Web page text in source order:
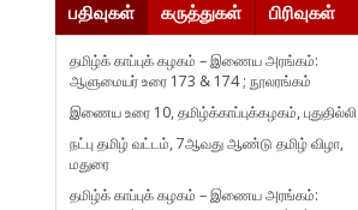
பதிவுகள் கருத்துகள் பிரிவுகள்
தமிழ்க் காப்புக் கழகம் – இணைய அரங்கம்:
ஆளுமையர் உரை 173 & 174 ; நூலரங்கம்
இணைய உரை 10, தமிழ்க்காப்புக்கழகம், புதுதில்லி
நட்பு தமிழ் வட்டம், 7ஆவது ஆண்டு தமிழ் விழா,
மதுரை
தமிழ்க் காப்புக் கழகம் – இணைய அரங்கம்: